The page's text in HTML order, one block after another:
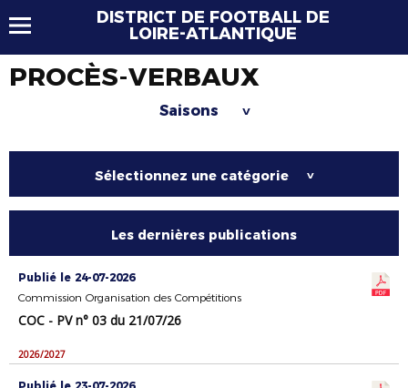
DISTRICT DE FOOTBALL DE
LOIRE-ATLANTIQUE
PROCÈS-VERBAUX
Saisons >
Sélectionnez une catégorie >
Les dernières publications
Publié le 24-07-2026
Commission Organisation des Compétitions
COC - PV n° 03 du 21/07/26
2026/2027